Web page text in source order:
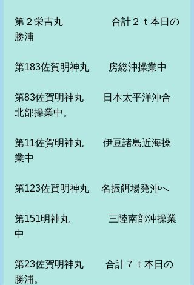
第２栄吉丸　　　　　合計２ｔ本日の
勝浦
第183佐賀明神丸　　房総沖操業中
第83佐賀明神丸　　日本太平洋沖合
北部操業中。
第11佐賀明神丸　　伊豆諸島近海操
業中
第123佐賀明神丸　 名振餌場発沖へ
第151明神丸　　　　三陸南部沖操業
中
第23佐賀明神丸　　 合計７ｔ本日の
勝浦。